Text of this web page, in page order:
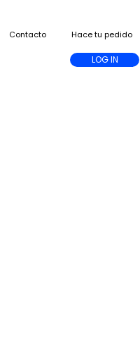
Contacto Hace tu pedido
LOG IN